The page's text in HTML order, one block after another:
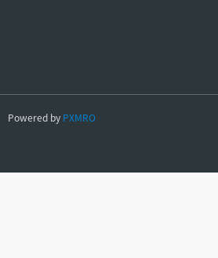
Powered by PXMRO